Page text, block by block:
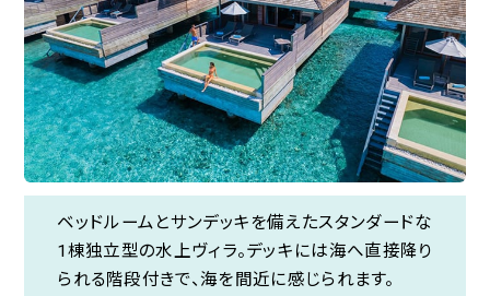
ベッドルームとサンデッキを備えたスタンダードな
1棟独立型の水上ヴィラ。デッキには海へ直接降り
られる階段付きで、海を間近に感じられます。
1つの島に1リゾートという独特のスタイルで、プラ
イベート感たっぷりのリゾートステイを満喫できま
す。ロマンティックなプライベートダイニングもお
モルディブ最大級の水中レストラン「5.8
UNDERSEA RESTAURANT（5.8 アンダーシー レス
トラン）」。全面ガラス張りのレストランは写真映え
ベッドルームとサンデッキを備えたスタンダードな
1棟独立型の水上ヴィラ。デッキには海へ直接降り
られる階段付きで、海を間近に感じられます。